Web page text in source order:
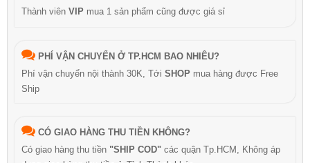
Thành viên VIP mua 1 sản phẩm cũng được giá sỉ
PHÍ VẬN CHUYỂN Ở TP.HCM BAO NHIÊU?
Phí vận chuyển nội thành 30K, Tới SHOP mua hàng được Free
Ship
CÓ GIAO HÀNG THU TIỀN KHÔNG?
Có giao hàng thu tiền "SHIP COD" các quận Tp.HCM, Không áp